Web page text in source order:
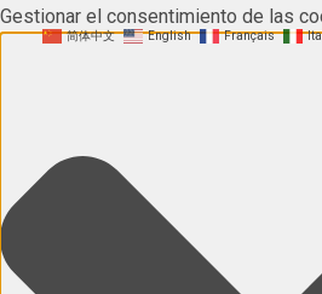
Gestionar el consentimiento de las
简体中文 English Français